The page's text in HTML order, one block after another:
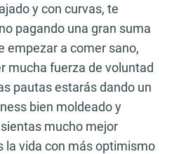
y con curvas, te
pagando una gran suma
empezar a comer sano,
mucha fuerza de voluntad
pautas estarás dando un
bien moldeado y
mucho mejor
la vida con más optimismo